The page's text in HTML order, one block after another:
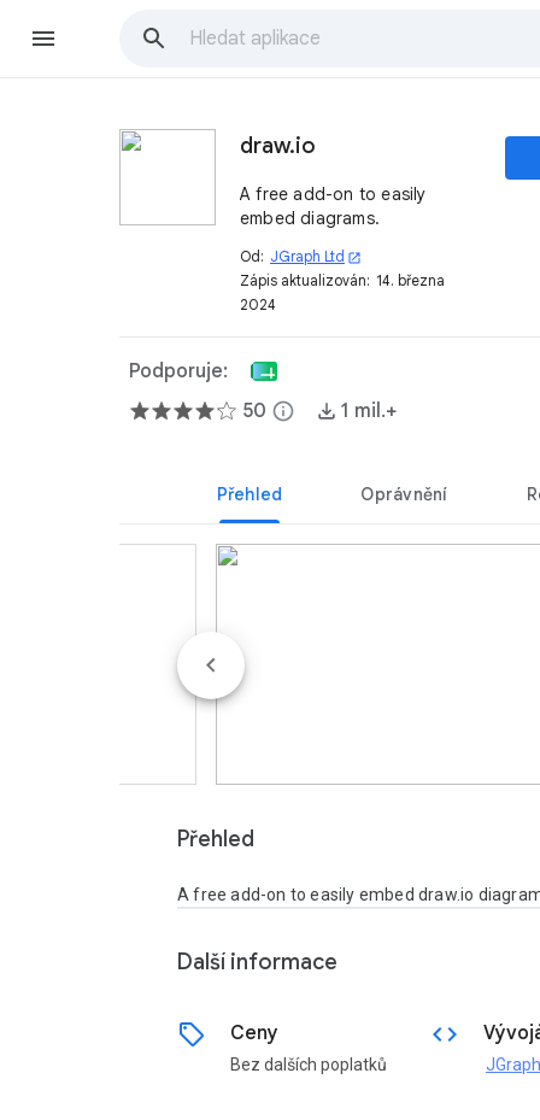
draw.io
A free add-on to easily
embed diagrams.
Od: JGraph Ltd open_in_new
Zápis aktualizován: 14. března
2024
Podporuje:
50 info 1 mil.+
Přehled Oprávnění
Přehled
A free add-on to easily embed draw.io
Další informace
sell Ceny
Bez dalších poplatků
code